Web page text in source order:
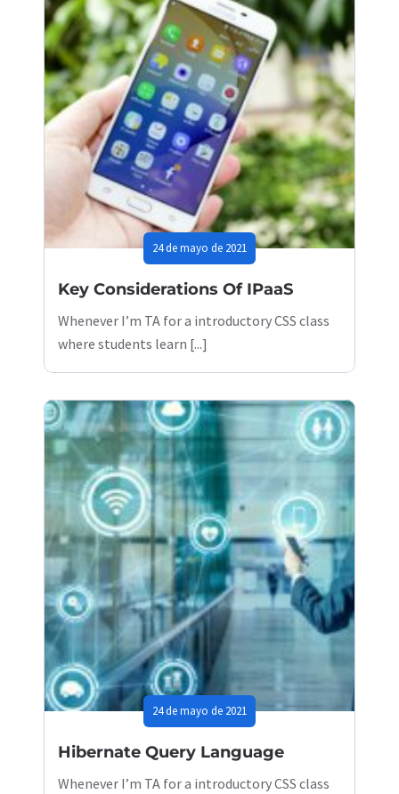
24 de mayo de 2021
Key Considerations Of IPaaS
Whenever I’m TA for a introductory CSS class
where students learn [...]
24 de mayo de 2021
Hibernate Query Language
Whenever I’m TA for a introductory CSS class